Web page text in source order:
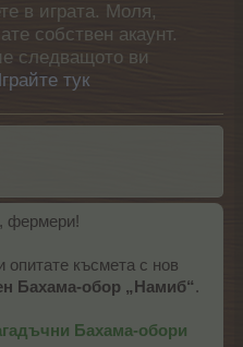
в играта. Моля,
собствен акаунт.
следващото ви
тук
фермери!
късмета с нов
Бахама-обор „Намиб“.
Бахама-обори